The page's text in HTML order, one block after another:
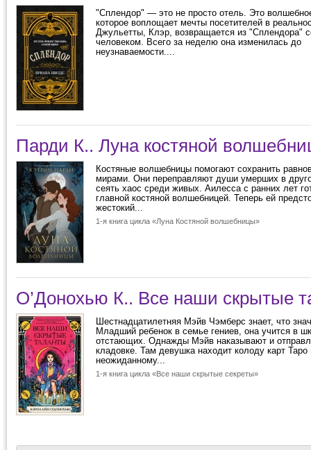
"Сплендор" — это не просто отель. Это
которое воплощает мечты посетителей в
Джульетты, Клэр, возвращается из "Сплендора"
человеком. Всего за неделю она изменилась до
неузнаваемости....
Парди К.. Луна костяной
Костяные волшебницы помогают сохранить
мирами. Они переправляют души умерших в
сеять хаос среди живых. Аилесса с ранних лет
главной костяной волшебницей. Теперь ей
жестокий...
1-я книга цикла «Луна Костяной волшебницы»
О’Донохью К.. Все наши скрытые
Шестнадцатилетняя Мэйв Чэмберс знает, что
Младший ребенок в семье гениев, она учится в
отстающих. Однажды Мэйв наказывают и
кладовке. Там девушка находит колоду карт Таро
неожиданному...
1-я книга цикла «Все наши скрытые секреты»